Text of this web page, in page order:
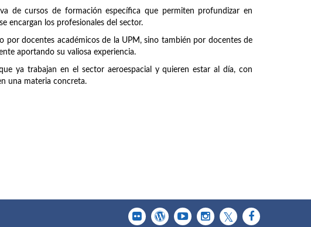
de cursos de formación específica que permiten profundizar en
encargan los profesionales del sector.
docentes académicos de la UPM, sino también por docentes de
aportando su valiosa experiencia.
ya trabajan en el sector aeroespacial y quieren estar al día, con
una materia concreta.